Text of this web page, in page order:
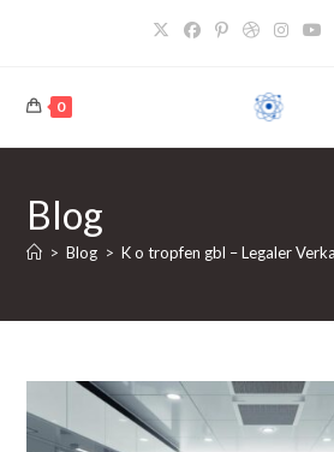
0
Blog
> Blog > K o tropfen gbl – Legaler